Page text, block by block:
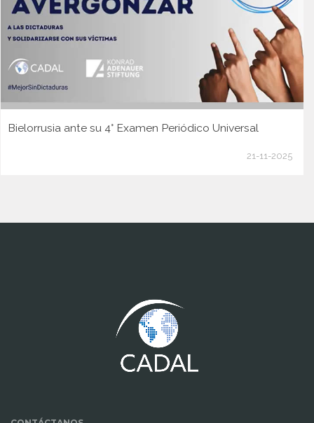
Bielorrusia ante su 4° Examen Periódico Universal
21-11-2025